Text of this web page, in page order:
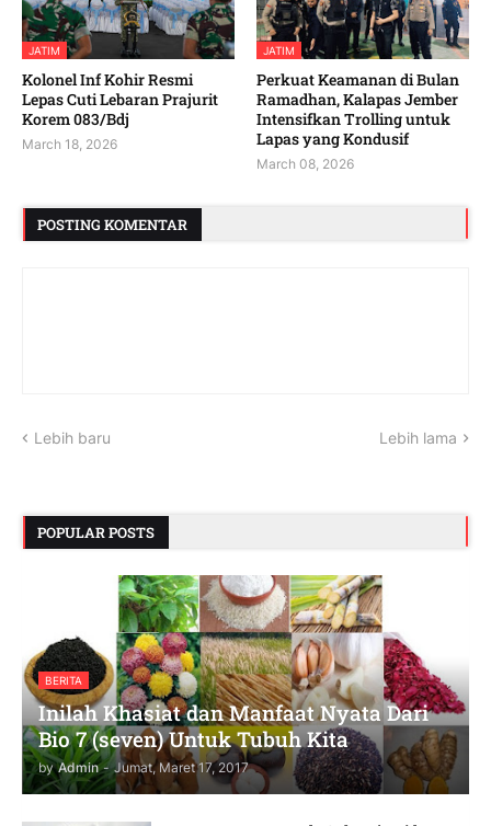
JATIM
Kolonel Inf Kohir Resmi
Lepas Cuti Lebaran Prajurit
Korem 083/Bdj
March 18, 2026
JATIM
Perkuat Keamanan di Bulan
Ramadhan, Kalapas Jember
Intensifkan Trolling untuk
Lapas yang Kondusif
March 08, 2026
POSTING KOMENTAR
Lebih baru Lebih lama
POPULAR POSTS
BERITA
Inilah Khasiat dan Manfaat Nyata Dari
Bio 7 (seven) Untuk Tubuh Kita
by Admin - Jumat, Maret 17, 2017